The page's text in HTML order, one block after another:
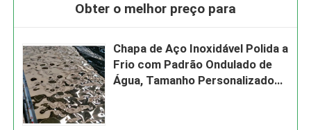
Obter o melhor preço para
Chapa de Aço Inoxidável Polida a
Frio com Padrão Ondulado de
Água, Tamanho Personalizado